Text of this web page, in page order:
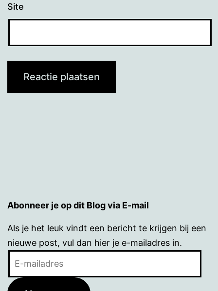
Site
Abonneer je op dit Blog via E-mail
Als je het leuk vindt een bericht te krijgen bij een
nieuwe post, vul dan hier je e-mailadres in.